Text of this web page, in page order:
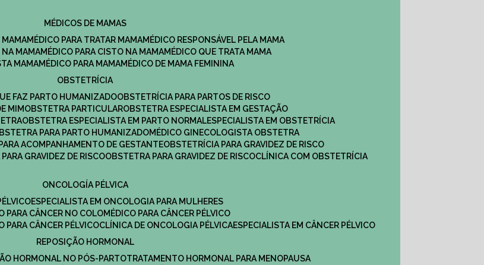
MÉDICOS DE MAMAS
MAMA MÉDICO PARA TRATAR MAMA
MÉDICO RESPONSÁVEL PELA MAMA
NA MAMA MÉDICO PARA CISTO NA MAMA
MÉDICO QUE TRATA MAMA
MAMA MÉDICO PARA MAMA
MÉDICO DE MAMA FEMININA
OBSTETRÍCIA
FAZ PARTO HUMANIZADO
OBSTETRÍCIA PARA PARTOS DE RISCO
MIM OBSTETRA PARTICULAR
OBSTETRA ESPECIALISTA EM GESTAÇÃO
OBSTETRA ESPECIALISTA EM PARTO NORMAL ESPECIALISTA EM OBSTETRÍCIA
PARA PARTO HUMANIZADO
MÉDICO GINECOLOGISTA OBSTETRA
PARA ACOMPANHAMENTO DE GESTANTE
OBSTETRÍCIA PARA GRAVIDEZ DE RISCO
PARA GRAVIDEZ DE RISCO OBSTETRA PARA GRAVIDEZ DE RISCO
CLÍNICA COM OBSTETRÍCIA
ONCOLOGÍA PÉLVICA
ESPECIALISTA EM ONCOLOGIA PARA MULHERES
PARA CÂNCER NO COLO
MÉDICO PARA CÂNCER PÉLVICO
PARA CÂNCER PÉLVICO CLÍNICA DE ONCOLOGIA PÉLVICA ESPECIALISTA EM CÂNCER PÉLVICO
REPOSIÇÃO HORMONAL
HORMONAL NO PÓS-PARTO
TRATAMENTO HORMONAL PARA MENOPAUSA